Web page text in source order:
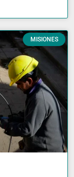
MISIONES